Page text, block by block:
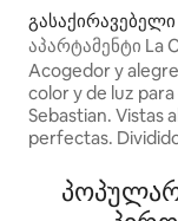
რებელი (სან
აპარტამენტი La
აპარტამენტი la
Acogedor y
color y de luz
Sebastian. Vistas al mar.
perfectas.
salón comedor
cómodo y